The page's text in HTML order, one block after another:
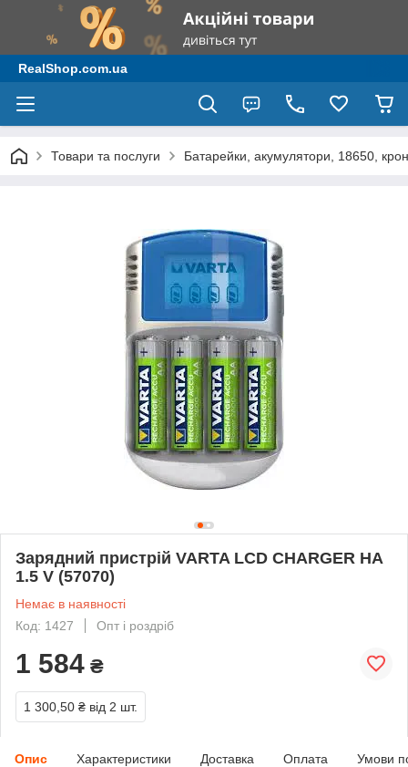
RealShop.com.ua
Товари та послуги Батарейки, акумулятори, 18650,
Зарядний пристрій VARTA LCD CHARGER НА
1.5 V (57070)
Немає в наявності
Код: 1427
Опт і роздріб
1 584 ₴
1 300,50 ₴ від 2 шт.
Опис Характеристики Доставка Оплата Умови